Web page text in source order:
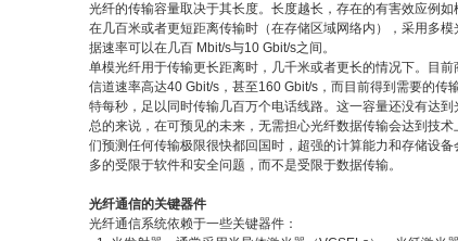
光纤的传输容量取决于其长度。长度越长，存在的有害效应例
在几百米或者更短距离传输时（在存储区域网络内），采用多
据速率可以在几百 Mbit/s与10 Gbit/s之间。
单模光纤用于传输更长距离时，几千米或者更长的情况下。目
信道速率高达40 Gbit/s，甚至160 Gbit/s，而目前得到需要的
特每秒，足以同时传输几百万个电话线路。这一容量还没有达
总的来说，在可预见的未来，无需担心光纤数据传输会达到技
们预测任何传输极限很快都回国时，超强的计算能力和存储设
多的受限于软件和安全问题，而不是受限于数据传输。
光纤通信的关键器件
光纤通信系统依赖于一些关键器件：